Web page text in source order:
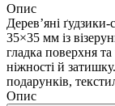
Опис
Дерев’яні
35×35 мм із
гладка поверхня
ніжності й
подарунків,
Опис